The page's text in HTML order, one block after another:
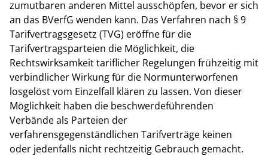
zumutbaren anderen Mittel ausschöpfen, bevor er sich
an das BVerfG wenden kann. Das Verfahren nach § 9
Tarifvertragsgesetz (TVG) eröffne für die
Tarifvertragsparteien die Möglichkeit, die
Rechtswirksamkeit tariflicher Regelungen frühzeitig mit
verbindlicher Wirkung für die Normunterworfenen
losgelöst vom Einzelfall klären zu lassen. Von dieser
Möglichkeit haben die beschwerdeführenden
Verbände als Parteien der
verfahrensgegenständlichen Tarifverträge keinen
oder jedenfalls nicht rechtzeitig Gebrauch gemacht.